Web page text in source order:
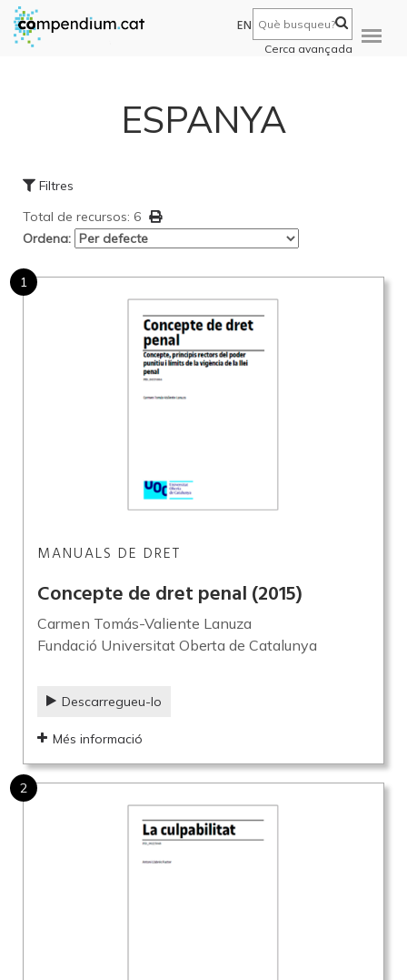
EN
Cerca avançada
ESPANYA
Filtres
Total de recursos: 6
Ordena:
1
MANUALS DE DRET
Concepte de dret penal (2015)
Carmen Tomás-Valiente Lanuza
Fundació Universitat Oberta de Catalunya
Descarregueu-lo
Més informació
2